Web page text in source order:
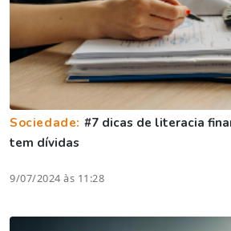
Sociedade: #7 dicas de literacia
tem dívidas
9/07/2024 às 11:28